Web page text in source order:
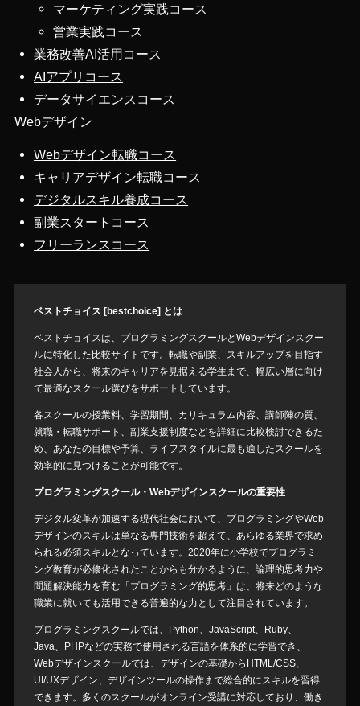
マーケティング実践コース
営業実践コース
業務改善AI活用コース
AIアプリコース
データサイエンスコース
Webデザイン
Webデザイン転職コース
キャリアデザイン転職コース
デジタルスキル養成コース
副業スタートコース
フリーランスコース
ベストチョイス [bestchoice] とは
ベストチョイスは、プログラミングスクールとWebデザインスクー
ルに特化した比較サイトです。転職や副業、スキルアップを目指す
社会人から、将来のキャリアを見据える学生まで、幅広い層に向け
て最適なスクール選びをサポートしています。
各スクールの授業料、学習期間、カリキュラム内容、講師陣の質、
就職・転職サポート、副業支援制度などを詳細に比較検討できるた
め、あなたの目標や予算、ライフスタイルに最も適したスクールを
効率的に見つけることが可能です。
プログラミングスクール・Webデザインスクールの重要性
デジタル変革が加速する現代社会において、プログラミングやWeb
デザインのスキルは単なる専門技術を超えて、あらゆる業界で求め
られる必須スキルとなっています。2020年に小学校でプログラミ
ング教育が必修化されたことからも分かるように、論理的思考力や
問題解決能力を育む「プログラミング的思考」は、将来どのような
職業に就いても活用できる普遍的な力として注目されています。
プログラミングスクールでは、Python、JavaScript、Ruby、
Java、PHPなどの実務で使用される言語を体系的に学習でき、
Webデザインスクールでは、デザインの基礎からHTML/CSS、
UI/UXデザイン、デザインツールの操作まで総合的にスキルを習得
できます。多くのスクールがオンライン受講に対応しており、働き